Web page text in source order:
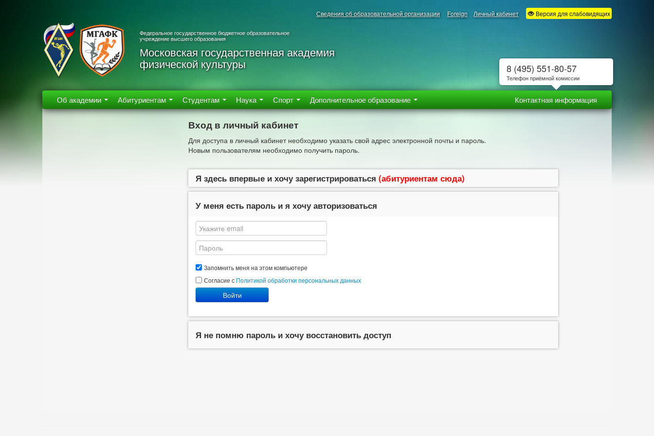
Сведения об образовательной организации Foreign Личный кабинет Версия для слабовидящих
Федеральное государственное бюджетное образовательное
учреждение высшего образования
Московская государственная академия
физической культуры
Об академии Абитуриентам Студентам Наука Спорт Дополнительное образование Контактная информация
Вход в личный кабинет
Для доступа в личный кабинет необходимо указать свой адрес электронной почты и пароль.
Новым пользователям необходимо получить пароль.
Я здесь впервые и хочу зарегистрироваться (абитуриентам сюда)
У меня есть пароль и я хочу авторизоваться
Запомнить меня на этом компьютере
Согласие с Политикой обработки персональных данных
Войти
Я не помню пароль и хочу восстановить доступ
8 (495) 551-80-57
Телефон приёмной комиссии